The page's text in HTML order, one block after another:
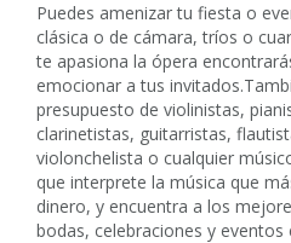
Puedes amenizar tu fiesta o
clásica o de cámara, tríos o
te apasiona la ópera
emocionar a tus
presupuesto de violinistas,
clarinetistas, guitarristas,
violonchelista o cualquier
que interprete la música que
dinero, y encuentra a los
bodas, celebraciones y eventos